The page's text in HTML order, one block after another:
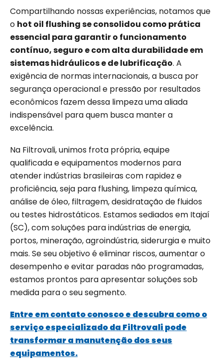
Compartilhando nossas experiências, notamos que
o hot oil flushing se consolidou como prática
essencial para garantir o funcionamento
contínuo, seguro e com alta durabilidade em
sistemas hidráulicos e de lubrificação. A
exigência de normas internacionais, a busca por
segurança operacional e pressão por resultados
econômicos fazem dessa limpeza uma aliada
indispensável para quem busca manter a
excelência.
Na Filtrovali, unimos frota própria, equipe
qualificada e equipamentos modernos para
atender indústrias brasileiras com rapidez e
proficiência, seja para flushing, limpeza química,
análise de óleo, filtragem, desidratação de fluidos
ou testes hidrostáticos. Estamos sediados em Itajaí
(SC), com soluções para indústrias de energia,
portos, mineração, agroindústria, siderurgia e muito
mais. Se seu objetivo é eliminar riscos, aumentar o
desempenho e evitar paradas não programadas,
estamos prontos para apresentar soluções sob
medida para o seu segmento.
Entre em contato conosco e descubra como o
serviço especializado da Filtrovali pode
transformar a manutenção dos seus
equipamentos.